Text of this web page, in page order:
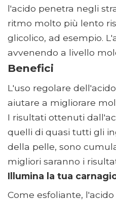
l'acido penetra negli
ritmo molto più lento
glicolico, ad esempio.
avvenendo a livello
Benefici
L'uso regolare
aiutare a migliorare
I risultati ottenuti
quelli di quasi tutti gli
della pelle, sono
migliori saranno i
Illumina la tua
Come esfoliante,